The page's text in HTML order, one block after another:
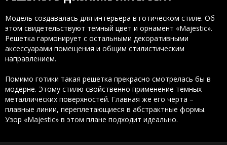
Модель создавалась для интерьера в готическом стиле. Об
этом свидетельствуют темный цвет и орнамент «Majestic».
Решетка гармонирует с остальными декоративными
аксессуарами помещения и общим стилистическим
направлением.
Помимо готики такая решетка прекрасно смотрелась бы в
модерне. Этому стилю свойственно применение темных
металлических поверхностей. Главная же его черта –
плавные линии, переплетающиеся в абстрактные формы.
Узор «Majestic» в этом плане подходит идеально.